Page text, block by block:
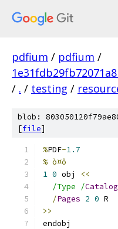
pdfium / pdfium /
/ . / testing /
blob:
[file]
%PDF-1.7
% ò¤ô
1 0 obj
<<
/Type /Catalog
/Pages 2 0 R
>>
endobj